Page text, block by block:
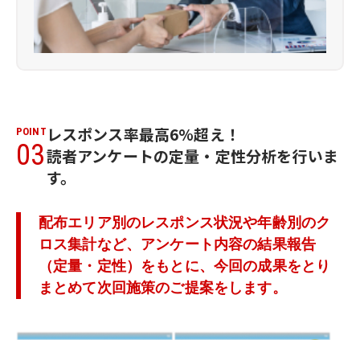
POINT
03
レスポンス率最高6%超え！
読者アンケートの定量・定性分析を行いま
す。
配布エリア別のレスポンス状況や年齢別のク
ロス集計など、アンケート内容の結果報告
（定量・定性）をもとに、今回の成果をとり
まとめて次回施策のご提案をします。